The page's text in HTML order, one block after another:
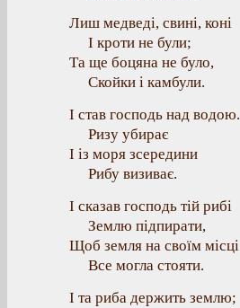
Лиш медведі, свині, коні
І кроти не були;
Та ще боцяна не було,
Скойки і камбули.
І став господь над водою.
Ризу убирає
І із моря зсередини
Рибу визиває.
І сказав господь тій рибі
Землю підпирати,
Щоб земля на своїм місці
Все могла стояти.
І та риба держить землю;